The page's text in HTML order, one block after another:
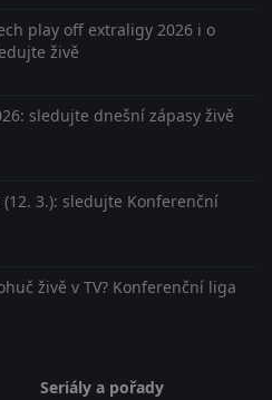
play off extraligy 2026 i o
živě
sledujte dnešní zápasy živě
3.): sledujte Konferenční
živě v TV? Konferenční liga
Seriály a pořady